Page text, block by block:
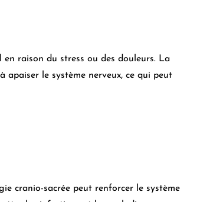
raison du stress ou des douleurs. La
apaiser le système nerveux, ce qui peut
cranio-sacrée peut renforcer le système